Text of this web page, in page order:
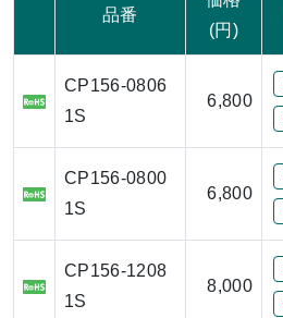
品番
(円)
CP156-0806
1S
6,800
CP156-0800
1S
6,800
CP156-1208
1S
8,000